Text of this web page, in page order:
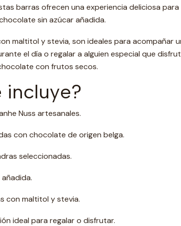
barras ofrecen una experiencia deliciosa
sin azúcar añadida.
maltitol y stevia, son ideales para acompañar
el día o regalar a alguien especial que
con frutos secos.
incluye?
Nuss artesanales.
con chocolate de origen belga.
seleccionadas.
con maltitol y stevia.
ideal para regalar o disfrutar.